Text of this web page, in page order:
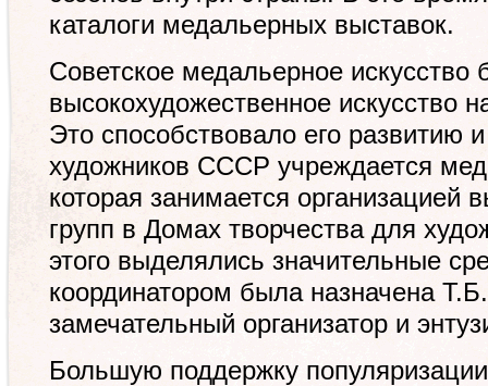
каталоги медальерных выставок.
Советское медальерное искусство
высокохудожественное искусство
Это способствовало его развитию
художников СССР учреждается
которая занимается организацией
групп в Домах творчества для
этого выделялись значительные
координатором была назначена
замечательный организатор и
Большую поддержку